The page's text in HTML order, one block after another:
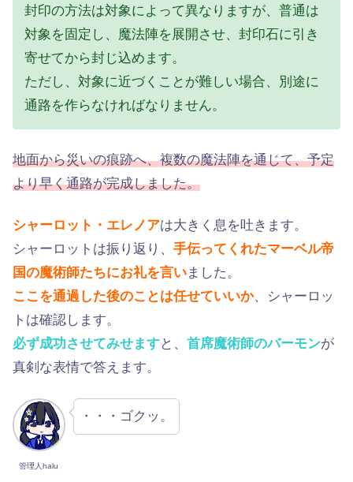
封印の方法は対象によって異なりますが、普通は
対象を固定し、魔法陣を展開させ、封印石に引き
寄せてから封じ込めます。
ただし、対象に近づくことが難しい場合、別途に
通路を作らなければなりません。
地面から災いの痕跡へ、複数の魔法陣を通じて、予定
より早く通路が完成しました。
シャーロット・エレノアは大きく息を吐きます。
シャーロットは振り返り、 手伝ってくれたマーベル帝
国の魔術師たちにお礼を言いました。
ここを通過した後のことは任せていいか、シャーロッ
トは確認します。
必ず成功させてみせますと、 首席魔術師のバーモンが
真剣な表情で答えます。
管理人halu
・・・ゴクッ。